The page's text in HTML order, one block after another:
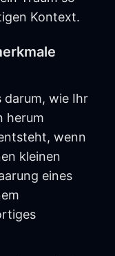
Kontext.
darum, wie Ihr
herum
wenn
kleinen
eines